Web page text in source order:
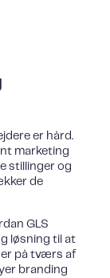
er hård.
marketing
stillinger og
de
GLS
løsning til at
på tværs af
branding